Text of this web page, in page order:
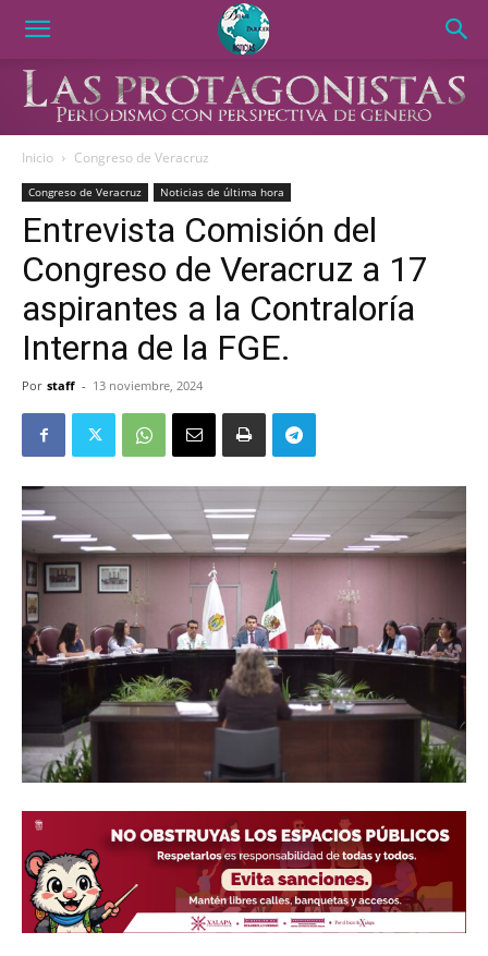
Inicio Congreso de Veracruz
Congreso de Veracruz Noticias de última hora
Entrevista Comisión del
Congreso de Veracruz a 17
aspirantes a la Contraloría
Interna de la FGE.
Por staff - 13 noviembre, 2024